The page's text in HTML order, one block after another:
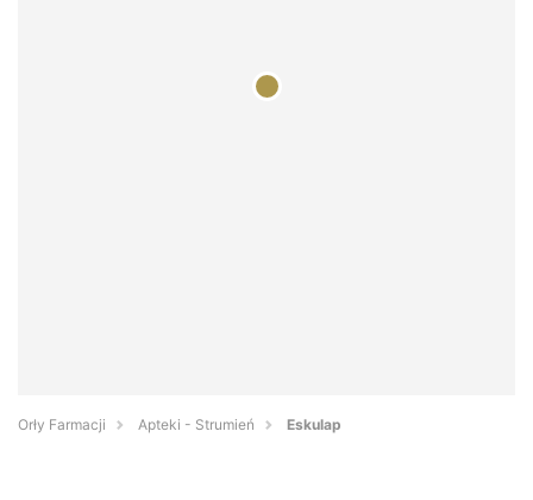
Orły Farmacji Apteki - Strumień Eskulap